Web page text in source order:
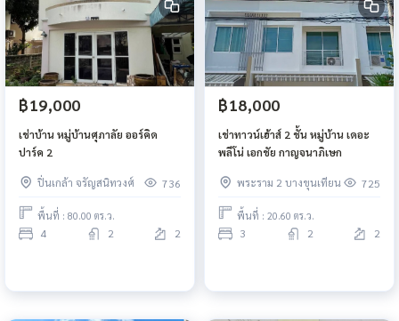
฿19,000
เช่าบ้าน หมู่บ้านศุภาลัย ออร์คิด
ปาร์ค 2
ปิ่นเกล้า จรัญสนิทวงศ์ 736
พื้นที่ : 80.00 ตร.ว.
4 2 2
฿18,000
เช่าทาวน์เฮ้าส์ 2 ชั้น หมู่บ้าน เดอะ
พลีโน่ เอกชัย กาญจนาภิเษก
พระราม 2 บางขุนเทียน 725
พื้นที่ : 20.60 ตร.ว.
3 2 2